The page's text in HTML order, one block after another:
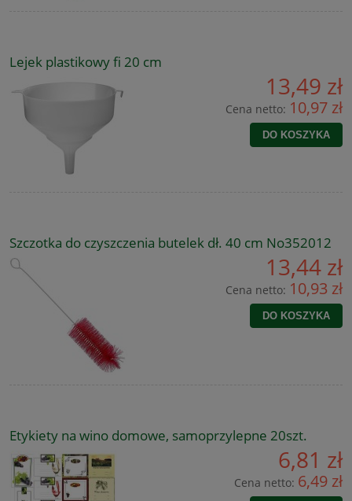
Lejek plastikowy fi 20 cm
13,49 zł
Cena netto: 10,97 zł
DO KOSZYKA
Szczotka do czyszczenia butelek dł. 40 cm No352012
13,44 zł
Cena netto: 10,93 zł
DO KOSZYKA
Etykiety na wino domowe, samoprzylepne 20szt.
6,81 zł
Cena netto: 6,49 zł